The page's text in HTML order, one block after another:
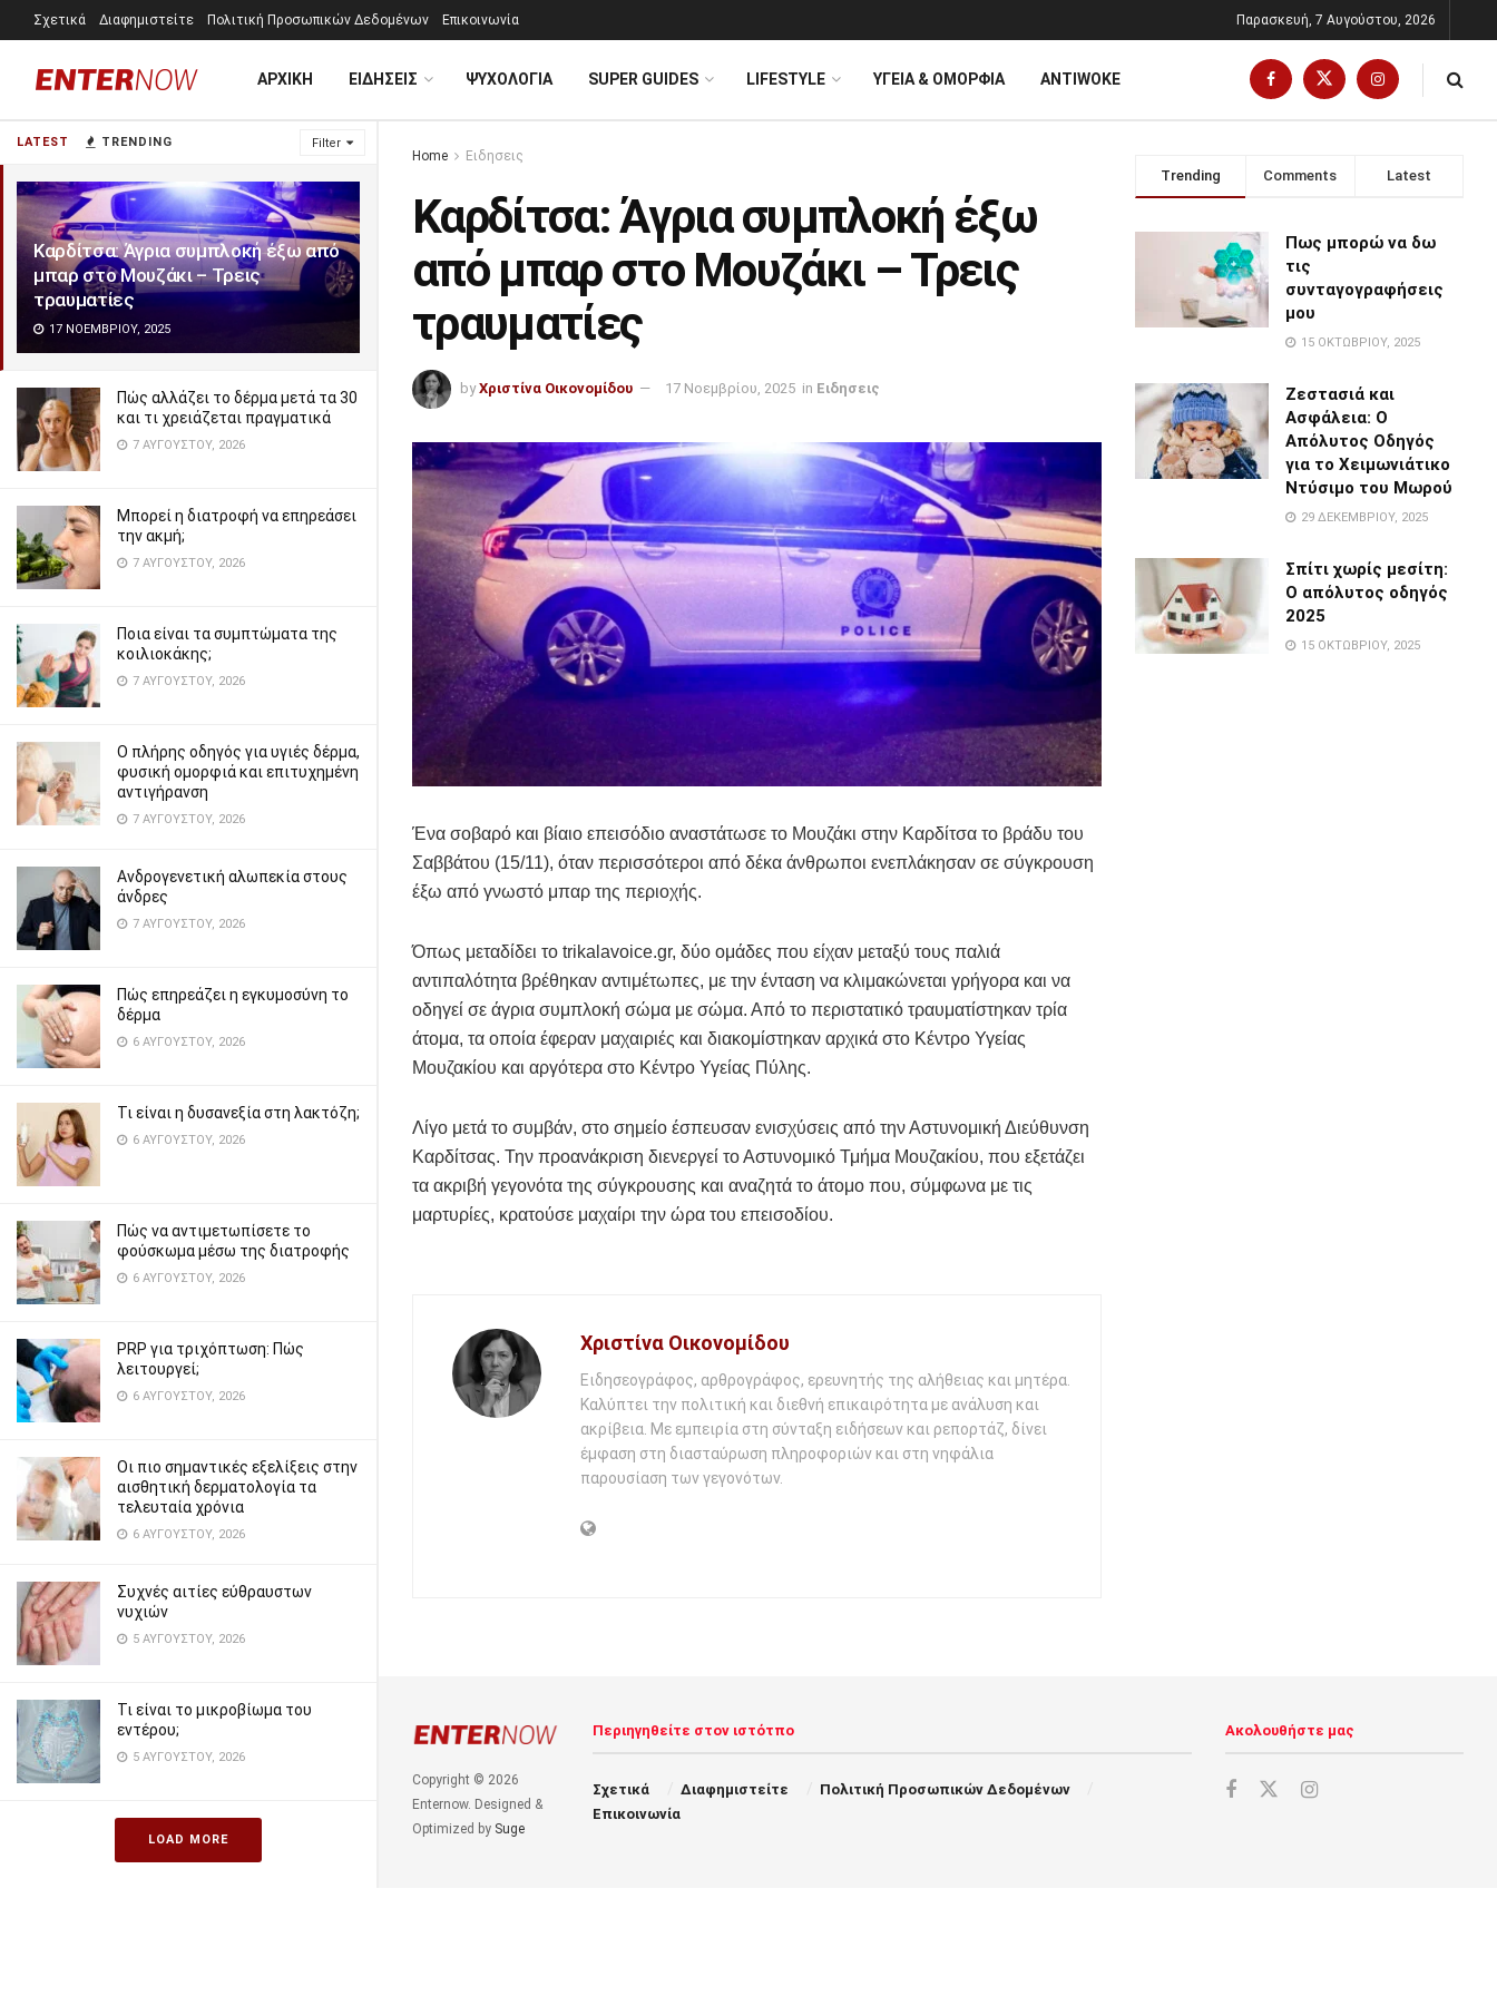
LATEST TRENDING Filter
Καρδίτσα: Άγρια συμπλοκή έξω από
μπαρ στο Μουζάκι – Τρεις
τραυματίες
17 ΝΟΕΜΒΡΊΟΥ, 2025
Πώς αλλάζει το δέρμα μετά τα 30
και τι χρειάζεται πραγματικά
7 ΑΥΓΟΎΣΤΟΥ, 2026
Μπορεί η διατροφή να επηρεάσει
την ακμή;
7 ΑΥΓΟΎΣΤΟΥ, 2026
Ποια είναι τα συμπτώματα της
κοιλιοκάκης;
7 ΑΥΓΟΎΣΤΟΥ, 2026
Ο πλήρης οδηγός για υγιές δέρμα,
φυσική ομορφιά και επιτυχημένη
αντιγήρανση
7 ΑΥΓΟΎΣΤΟΥ, 2026
Ανδρογενετική αλωπεκία στους
άνδρες
7 ΑΥΓΟΎΣΤΟΥ, 2026
Πώς επηρεάζει η εγκυμοσύνη το
δέρμα
6 ΑΥΓΟΎΣΤΟΥ, 2026
Τι είναι η δυσανεξία στη λακτόζη;
6 ΑΥΓΟΎΣΤΟΥ, 2026
Πώς να αντιμετωπίσετε το
φούσκωμα μέσω της διατροφής
6 ΑΥΓΟΎΣΤΟΥ, 2026
PRP για τριχόπτωση: Πώς
λειτουργεί;
6 ΑΥΓΟΎΣΤΟΥ, 2026
Οι πιο σημαντικές εξελίξεις στην
αισθητική δερματολογία τα
τελευταία χρόνια
6 ΑΥΓΟΎΣΤΟΥ, 2026
Συχνές αιτίες εύθραυστων
νυχιών
5 ΑΥΓΟΎΣΤΟΥ, 2026
Τι είναι το μικροβίωμα του
εντέρου;
5 ΑΥΓΟΎΣΤΟΥ, 2026
LOAD MORE
Σχετικά Διαφημιστείτε Πολιτική Προσωπικών Δεδομένων Επικοινωνία Παρασκευή, 7 Αυγούστου, 2026
ΑΡΧΙΚΗ ΕΙΔΗΣΕΙΣ ΨΥΧΟΛΟΓΊΑ SUPER GUIDES LIFESTYLE ΥΓΕΙΑ & ΟΜΟΡΦΙΑ ANTIWOKE
Home Ειδησεις
Καρδίτσα: Άγρια συμπλοκή έξω
από μπαρ στο Μουζάκι – Τρεις
τραυματίες
by Χριστίνα Οικονομίδου 17 Νοεμβρίου, 2025 in Ειδησεις
Ένα σοβαρό και βίαιο επεισόδιο αναστάτωσε το Μουζάκι στην Καρδίτσα το βράδυ του
Σαββάτου (15/11), όταν περισσότεροι από δέκα άνθρωποι ενεπλάκησαν σε σύγκρουση
έξω από γνωστό μπαρ της περιοχής.
Όπως μεταδίδει το trikalavoice.gr, δύο ομάδες που είχαν μεταξύ τους παλιά
αντιπαλότητα βρέθηκαν αντιμέτωπες, με την ένταση να κλιμακώνεται γρήγορα και να
οδηγεί σε άγρια συμπλοκή σώμα με σώμα. Από το περιστατικό τραυματίστηκαν τρία
άτομα, τα οποία έφεραν μαχαιριές και διακομίστηκαν αρχικά στο Κέντρο Υγείας
Μουζακίου και αργότερα στο Κέντρο Υγείας Πύλης.
Λίγο μετά το συμβάν, στο σημείο έσπευσαν ενισχύσεις από την Αστυνομική Διεύθυνση
Καρδίτσας. Την προανάκριση διενεργεί το Αστυνομικό Τμήμα Μουζακίου, που εξετάζει
τα ακριβή γεγονότα της σύγκρουσης και αναζητά το άτομο που, σύμφωνα με τις
μαρτυρίες, κρατούσε μαχαίρι την ώρα του επεισοδίου.
Χριστίνα Οικονομίδου
Ειδησεογράφος, αρθρογράφος, ερευνητής της αλήθειας και μητέρα.
Καλύπτει την πολιτική και διεθνή επικαιρότητα με ανάλυση και
ακρίβεια. Με εμπειρία στη σύνταξη ειδήσεων και ρεπορτάζ, δίνει
έμφαση στη διασταύρωση πληροφοριών και στη νηφάλια
παρουσίαση των γεγονότων.
Trending Comments Latest
Πως μπορώ να δω
τις
συνταγογραφήσεις
μου
15 ΟΚΤΩΒΡΊΟΥ, 2025
Ζεστασιά και
Ασφάλεια: Ο
Απόλυτος Οδηγός
για το Χειμωνιάτικο
Ντύσιμο του Μωρού
29 ΔΕΚΕΜΒΡΊΟΥ, 2025
Σπίτι χωρίς μεσίτη:
Ο απόλυτος οδηγός
2025
15 ΟΚΤΩΒΡΊΟΥ, 2025
Copyright © 2026
Enternow. Designed &
Optimized by Suge
Περιηγηθείτε στον ιστότπο
Σχετικά Διαφημιστείτε
Πολιτική Προσωπικών Δεδομένων
Επικοινωνία
Ακολουθήστε μας